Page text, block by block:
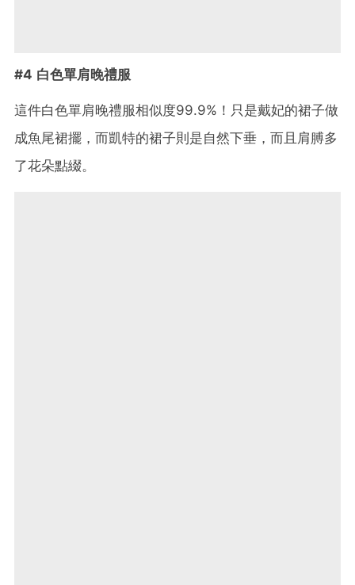
#4 白色單肩晚禮服
這件白色單肩晚禮服相似度99.9%！只是戴妃的裙子做
成魚尾裙擺，而凱特的裙子則是自然下垂，而且肩膊多
了花朵點綴。